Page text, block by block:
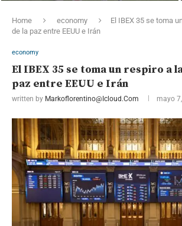
Home economy
El IBEX 35 se toma
de la paz entre EEUU e Irán
economy
El IBEX 35 se toma un respiro a
paz entre EEUU e Irán
written by Markoflorentino@icloud.com mayo